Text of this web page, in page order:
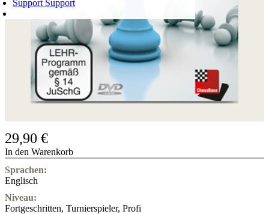
Support Support
Login
WARENKORB
0ARTIKEL
0,00 €
✔
29,90 €
In den Warenkorb
Sprachen:
Englisch
Niveau:
Fortgeschritten, Turnierspieler, Profi